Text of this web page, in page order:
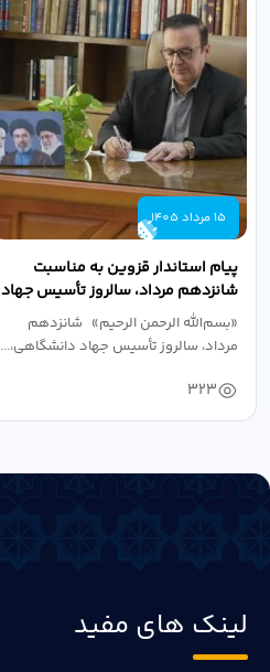
15 مرداد 1405
پیام استاندار قزوین به مناسبت
شانزدهم مرداد، سالروز تأسیس جهاد
دانشگاهی
«بسم‌الله الرحمن الرحیم» شانزدهم
مرداد، سالروز تأسیس جهاد دانشگاهی،...
323
لینک های مفید